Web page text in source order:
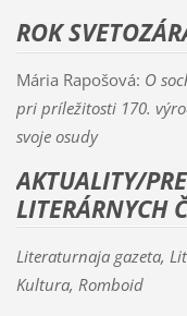
ROK
Mária Rapošová: O
pri príležitosti 170.
svoje osudy
AKTUALITY/
LITERÁRNYCH
Literaturnaja gazeta,
Kultura, Romboid